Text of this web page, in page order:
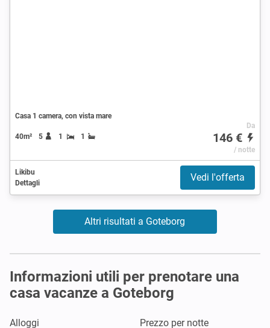
Casa 1 camera, con vista mare
40m² 5 1 1
Da
146 €
/ notte
Likibu
Dettagli
Vedi l'offerta
Altri risultati a Goteborg
Informazioni utili per prenotare una
casa vacanze a Goteborg
Alloggi Prezzo per notte